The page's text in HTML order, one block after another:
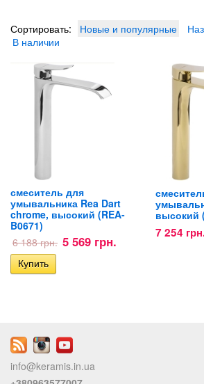
Сортировать: Новые и популярные
В наличии
смеситель для
умывальника Rea Dart
chrome, высокий (REA-
B0671)
6 188 грн. 5 569 грн.
высокий
7 254
info@keramis.in.ua